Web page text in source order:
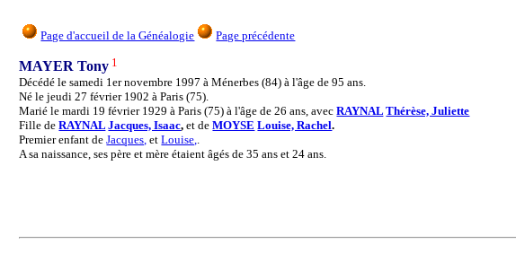
Page d'accueil de la Généalogie Page précédente
MAYER Tony 1
Décédé le samedi 1er novembre 1997 à Ménerbes (84) à l'âge de 95 ans.
Né le jeudi 27 février 1902 à Paris (75).
Marié le mardi 19 février 1929 à Paris (75) à l'âge de 26 ans, avecRAYNAL Thérèse, Juliette
Fille deRAYNAL Jacques, Isaac,et deMOYSE Louise, Rachel.
Premier enfant deJacques, etLouise,
A sa naissance, ses père et mère étaient âgés de 35 ans et 24 ans.